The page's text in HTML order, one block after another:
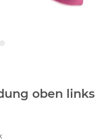
oben links